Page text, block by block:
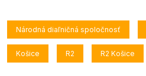
Národná diaľničná spoločnosť
Košice R2 R2 Košice